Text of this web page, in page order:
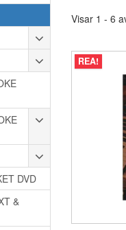
DVD
&
Visar 1 - 6
REA!